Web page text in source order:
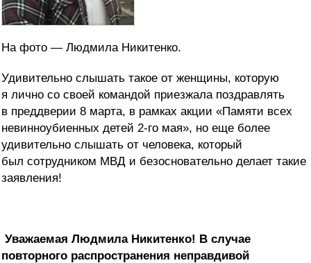
На фото — Людмила Никитенко.
Удивительно слышать такое от женщины, которую
я лично со своей командой приезжала поздравлять
в преддверии 8 марта, в рамках акции «Памяти всех
невинноубиенных детей 2-го мая», но еще более
удивительно слышать от человека, который
был сотрудником МВД и безосновательно делает такие
заявления!
Уважаемая Людмила Никитенко! В случае
повторного распространения неправдивой